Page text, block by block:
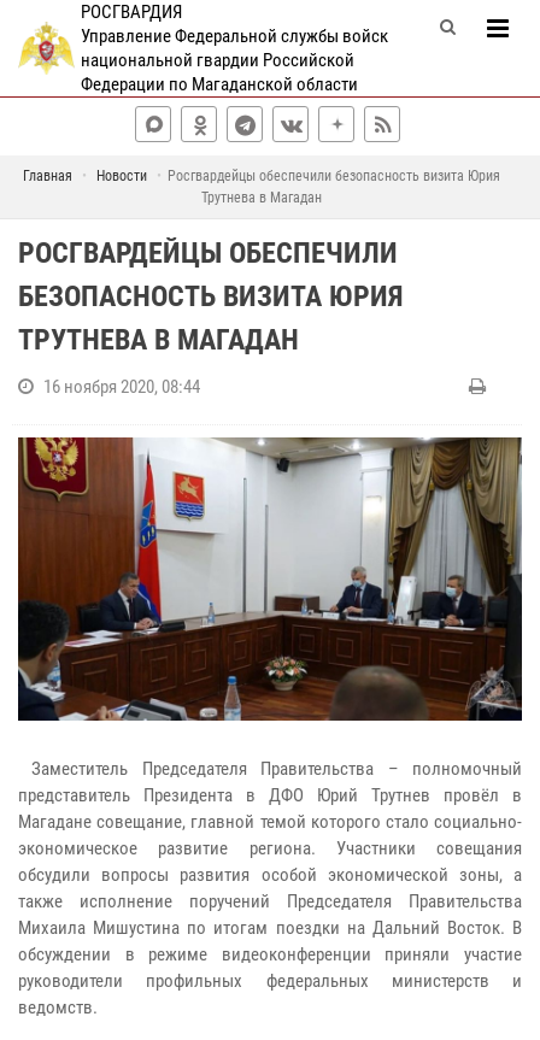
РОСГВАРДИЯ
Управление Федеральной службы войск
национальной гвардии Российской
Федерации по Магаданской области
Главная Новости
Росгвардейцы обеспечили безопасность визита Юрия
Трутнева в Магадан
РОСГВАРДЕЙЦЫ ОБЕСПЕЧИЛИ
БЕЗОПАСНОСТЬ ВИЗИТА ЮРИЯ
ТРУТНЕВА В МАГАДАН
16 ноября 2020, 08:44
Заместитель Председателя Правительства – полномочный
представитель Президента в ДФО Юрий Трутнев провёл в
Магадане совещание, главной темой которого стало социально-
экономическое развитие региона. Участники совещания
обсудили вопросы развития особой экономической зоны, а
также исполнение поручений Председателя Правительства
Михаила Мишустина по итогам поездки на Дальний Восток. В
обсуждении в режиме видеоконференции приняли участие
руководители профильных федеральных министерств и
ведомств.